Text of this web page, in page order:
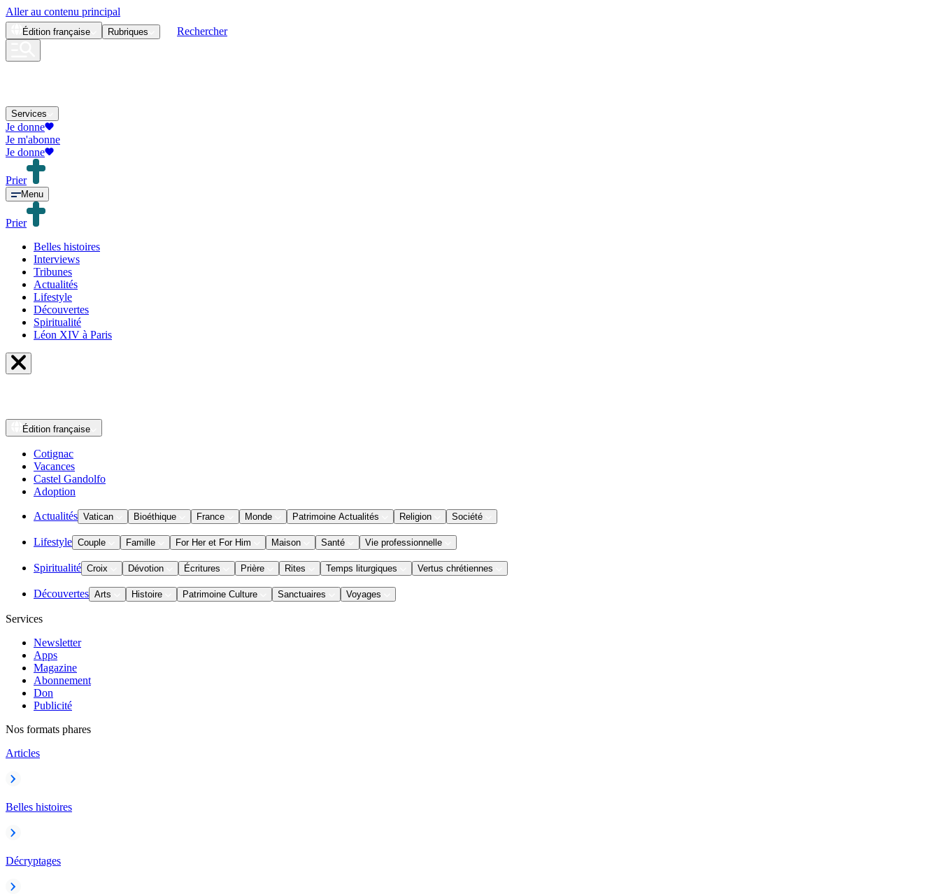
Aller au contenu principal
Édition française Rubriques Rechercher
Services
Je donne
Je m'abonne
Je donne
Prier
Menu
Prier
Belles histoires
Interviews
Tribunes
Actualités
Lifestyle
Découvertes
Spiritualité
Léon XIV à Paris
Édition française
Cotignac
Vacances
Castel Gandolfo
Adoption
Actualités Vatican Bioéthique France Monde Patrimoine Actualités Religion Société
Lifestyle Couple Famille For Her et For Him Maison Santé Vie professionnelle
Spiritualité Croix Dévotion Écritures Prière Rites Temps liturgiques Vertus chrétiennes
Découvertes Arts Histoire Patrimoine Culture Sanctuaires Voyages
Services
Newsletter
Apps
Magazine
Abonnement
Don
Publicité
Nos formats phares
Articles
Belles histoires
Décryptages